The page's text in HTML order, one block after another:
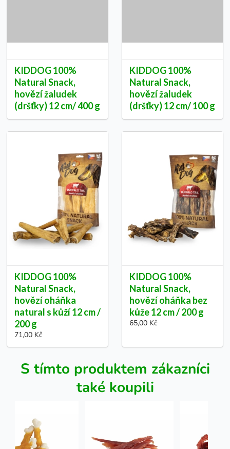
KIDDOG 100%
Natural Snack,
hovězí žaludek
(dršťky) 12 cm/ 400 g
KIDDOG 100%
Natural Snack,
hovězí žaludek
(dršťky) 12 cm/ 100 g
KIDDOG 100%
Natural Snack,
hovězí oháňka
natural s kůží 12 cm /
200 g
71,00 Kč
KIDDOG 100%
Natural Snack,
hovězí oháňka bez
kůže 12 cm / 200 g
65,00 Kč
S tímto produktem zákazníci
také koupili